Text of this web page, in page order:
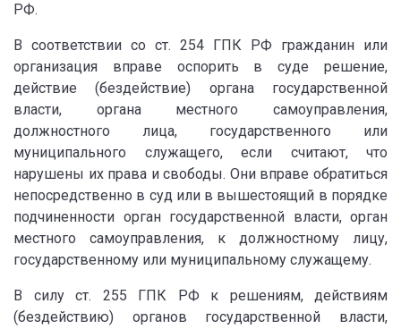
РФ.
В соответствии со ст. 254 ГПК РФ гражданин или
организация вправе оспорить в суде решение,
действие (бездействие) органа государственной
власти, органа местного самоуправления,
должностного лица, государственного или
муниципального служащего, если считают, что
нарушены их права и свободы. Они вправе обратиться
непосредственно в суд или в вышестоящий в порядке
подчиненности орган государственной власти, орган
местного самоуправления, к должностному лицу,
государственному или муниципальному служащему.
В силу ст. 255 ГПК РФ к решениям, действиям
(бездействию) органов государственной власти,